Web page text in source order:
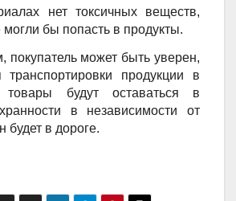
нет токсичных веществ,
могли бы попасть в продукты.
покупатель может быть уверен,
продукции в
товары будут оставаться в
в независимости от
будет в дороге.